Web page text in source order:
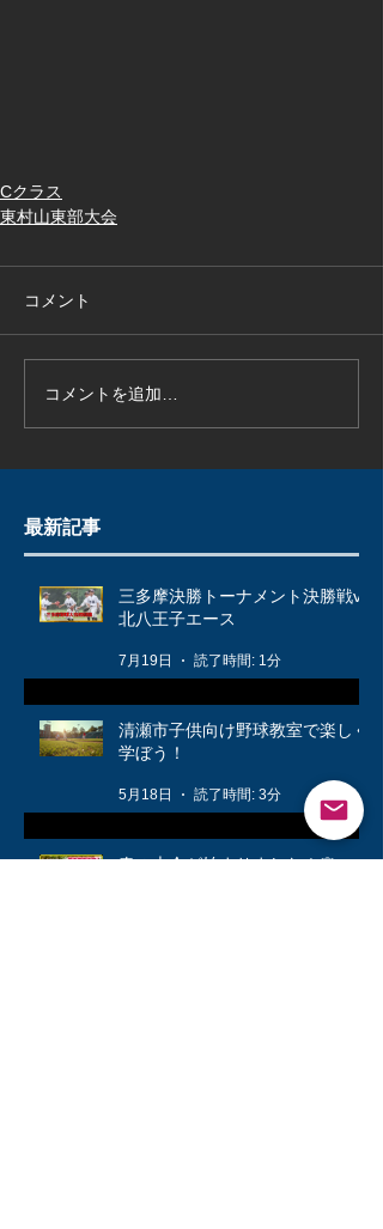
Cクラス
東村山東部大会
コメント
コメントを追加…
最新記事
三多摩決勝トーナメント決勝戦vs
北八王子エース
7月19日 読了時間: 1分
清瀬市子供向け野球教室で楽しく
学ぼう！
5月18日 読了時間: 3分
春の大会が始まりました！🌸